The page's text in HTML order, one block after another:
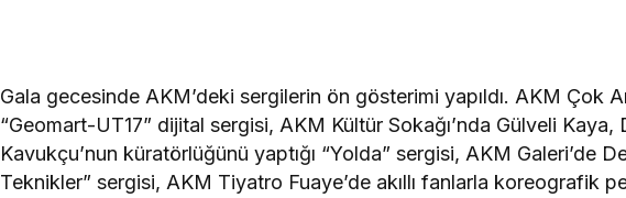
Gala gecesinde AKM’deki sergilerin ön gösterimi yapıldı. AKM Çok
“Geomart-UT17” dijital sergisi, AKM Kültür Sokağı’nda Gülveli
Kavukçu’nun küratörlüğünü yaptığı “Yolda” sergisi, AKM Galeri’de
Teknikler” sergisi, AKM Tiyatro Fuaye’de akıllı fanlarla koreografik